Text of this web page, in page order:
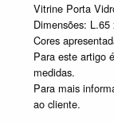
Vitrine Porta
Dimensões:
Cores
Para este artigo
medidas.
Para mais
ao cliente.